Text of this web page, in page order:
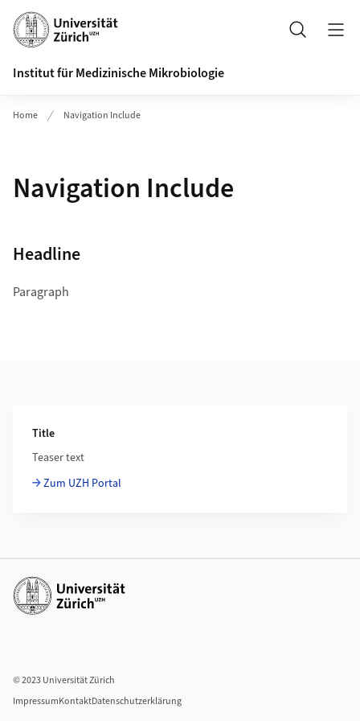
Header
Suche
Institut für Medizinische Mikrobiologie
Home Navigation Include
Navigation Include
Headline
Paragraph
Title
Teaser text
Zum UZH Portal
Weiterführende Links
© 2023 Universität Zürich
ImpressumKontaktDatenschutzerklärung